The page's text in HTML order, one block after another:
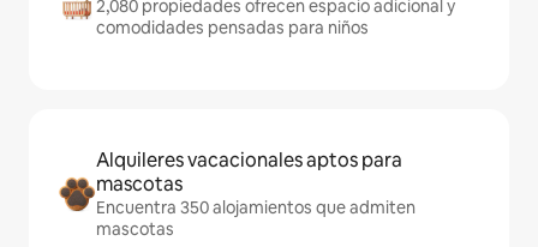
2,080 propiedades ofrecen espacio adicional y
comodidades pensadas para niños
Alquileres vacacionales aptos para
mascotas
Encuentra 350 alojamientos que admiten
mascotas